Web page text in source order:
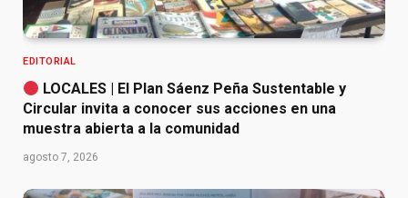
EDITORIAL
LOCALES | El Plan Sáenz Peña Sustentable y
Circular invita a conocer sus acciones en una
muestra abierta a la comunidad
agosto 7, 2026